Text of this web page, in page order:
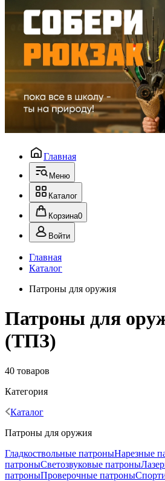
Главная
Меню
Каталог
Корзина0
Войти
Главная
Каталог
Патроны для оружия
Патроны для
(ТПЗ)
40 товаров
Категория
Каталог
Патроны для оружия
Гладкоствольные патроныНарезные
патроныСветозвуковые патроны
патроныПроверочные патроны